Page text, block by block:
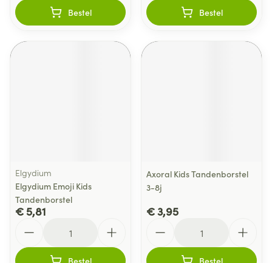
Bestel Bestel
Elgydium
Elgydium Emoji Kids
Tandenborstel
€ 5,81
Bestel
Axoral Kids Tandenborstel
3-8j
€ 3,95
Bestel